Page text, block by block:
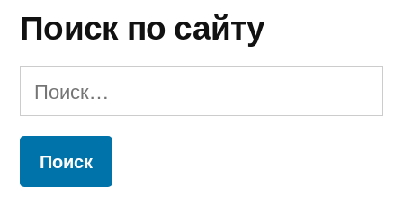
Поиск по сайту
Найти: